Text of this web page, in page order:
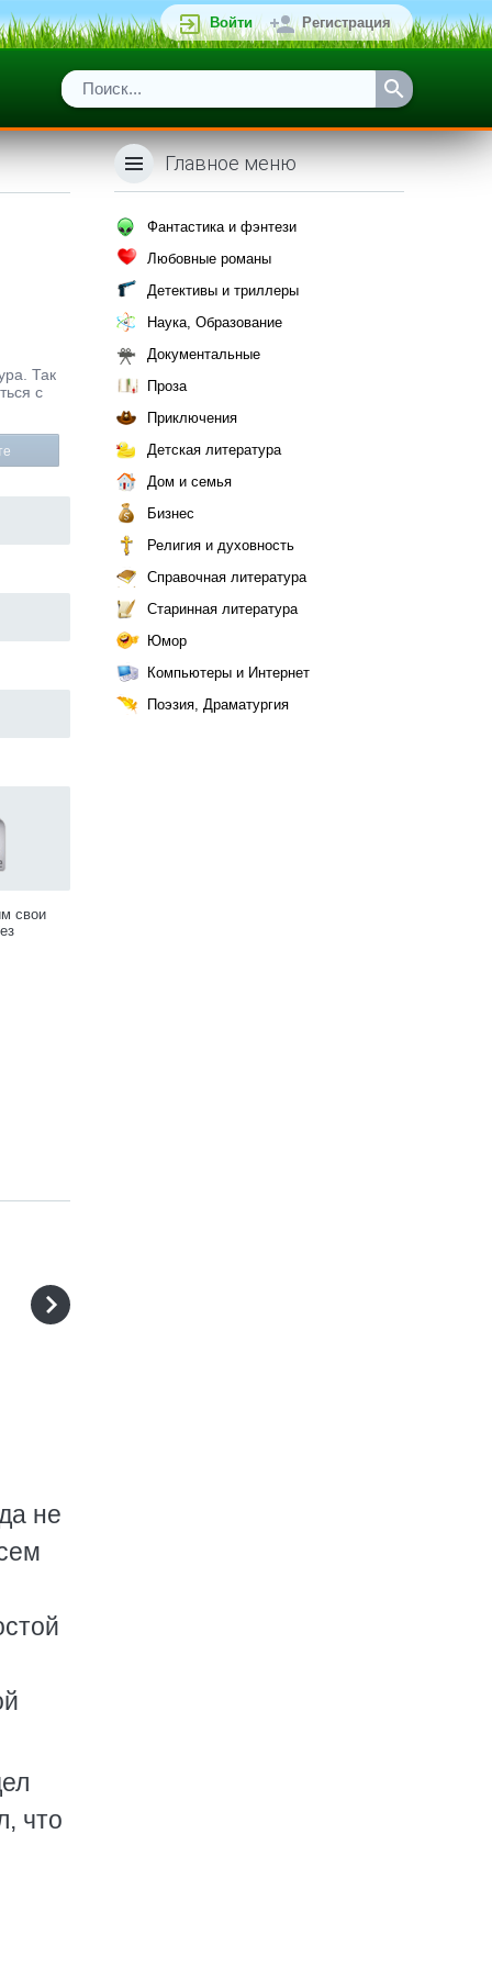
Войти Регистрация
Так
с
свои
не
что
Главное меню
Фантастика и фэнтези
Любовные романы
Детективы и триллеры
Наука, Образование
Документальные
Проза
Приключения
Детская литература
Дом и семья
Бизнес
Религия и духовность
Справочная литература
Старинная литература
Юмор
Компьютеры и Интернет
Поэзия, Драматургия